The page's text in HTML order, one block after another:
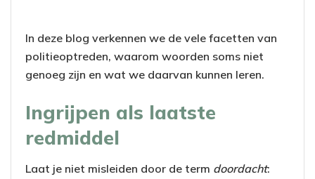
In deze blog verkennen we de vele facetten van
politieoptreden, waarom woorden soms niet
genoeg zijn en wat we daarvan kunnen leren.
Ingrijpen als laatste
redmiddel
Laat je niet misleiden door de term doordacht: